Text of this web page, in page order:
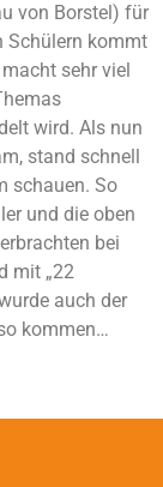
von Borstel) für
Schülern kommt
sehr viel
wird. Als nun
stand schnell
schauen. So
und die oben
bei
mit „22
auch der
kommen…